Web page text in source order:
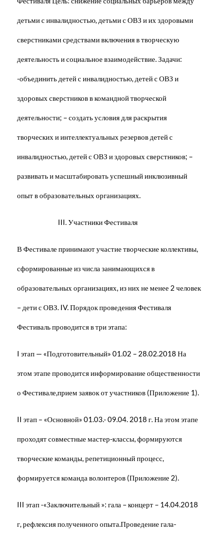
детьми с инвалидностью, детьми с ОВЗ и их здоровыми
сверстниками средствами включения в творческую
деятельность и социальное взаимодействие. Задачи:
-объединить детей с инвалидностью, детей с ОВЗ и
здоровых сверстников в командной творческой
деятельности; – создать условия для раскрытия
творческих и интеллектуальных резервов детей с
инвалидностью, детей с ОВЗ и здоровых сверстников; –
развивать и масштабировать успешный инклюзивный
опыт в образовательных организациях.
III. Участники Фестиваля
В Фестивале принимают участие творческие коллективы,
сформированные из числа занимающихся в
образовательных организациях, из них не менее 2 человек
– дети с ОВЗ. IV. Порядок проведения Фестиваля
Фестиваль проводится в три этапа:
I этап — «Подготовительный» 01.02 – 28.02.2018 На
этом этапе проводится информирование общественности
о Фестивале,прием заявок от участников (Приложение 1).
II этап – «Основной» 01.03.- 09.04. 2018 г. На этом этапе
проходят совместные мастер-классы, формируются
творческие команды, репетиционный процесс,
формируется команда волонтеров (Приложение 2).
III этап -«Заключительный »: гала – концерт – 14.04.2018
г, рефлексия полученного опыта.Проведение гала-